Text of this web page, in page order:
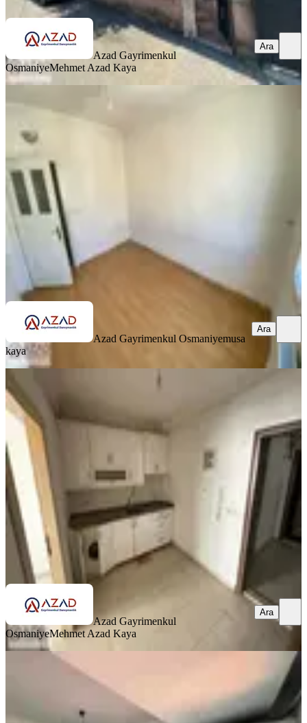
Azad Gayrimenkul
OsmaniyeMehmet Azad Kaya
Ara
(150m2) Açık Mutfak Daire
Azad Gayrimenkul Osmaniye musa kaya
Azad Gayrimenkul Osmaniyemusa
kaya
Ara
Azad- Cafeler Sokağı Civarı Satlık
Merkez, Fakıuşağı Mahallesi
· 03.07.2026
800.000 ₺
Azad Gayrimenkul Osmaniye Mehmet Azad Kaya
Ara
Azad Gayrimenkul
OsmaniyeMehmet Azad Kaya
Ara
BALKONLU
Azad- Pazartesi Pazarı Civarı
Yatırımlık Satılık 3+1 140m2 Daire
Merkez, Eyüp Sultan Mahallesi